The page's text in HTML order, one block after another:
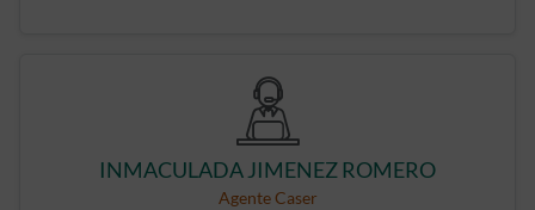
INMACULADA JIMENEZ ROMERO
Agente Caser